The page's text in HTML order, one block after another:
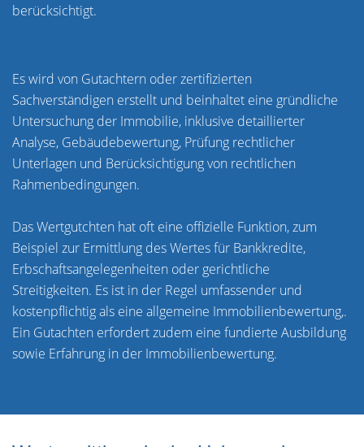
berücksichtigt.
Es wird von Gutachtern oder zertifizierten
Sachverständigen erstellt und beinhaltet eine gründliche
Untersuchung der Immobilie, inklusive detaillierter
Analyse, Gebäudebewertung, Prüfung rechtlicher
Unterlagen und Berücksichtigung von rechtlichen
Rahmenbedingungen.
Das Wertgutchten hat oft eine offizielle Funktion, zum
Beispiel zur Ermittlung des Wertes für Bankkredite,
Erbschaftsangelegenheiten oder gerichtliche
Streitigkeiten. Es ist in der Regel umfassender und
kostenpflichtig als eine allgemeine Immobilienbewertung,.
Ein Gutachten erfordert zudem eine fundierte Ausbildung
sowie Erfahrung in der Immobilienbewertung.